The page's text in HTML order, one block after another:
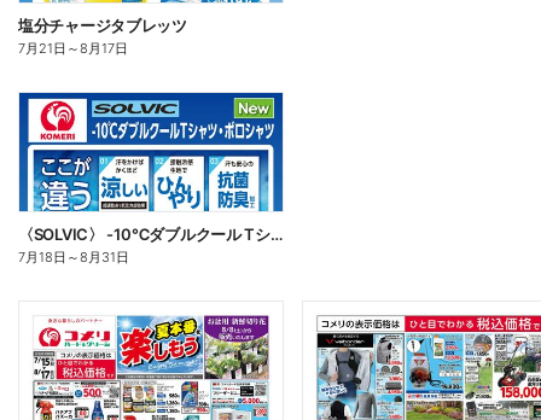
塩分チャージタブレッツ
7月21日 ～8月17日
〈SOLVIC〉 -10℃ダブルクール Tシャツ・ポロシャツ
7月18日 ～8月31日